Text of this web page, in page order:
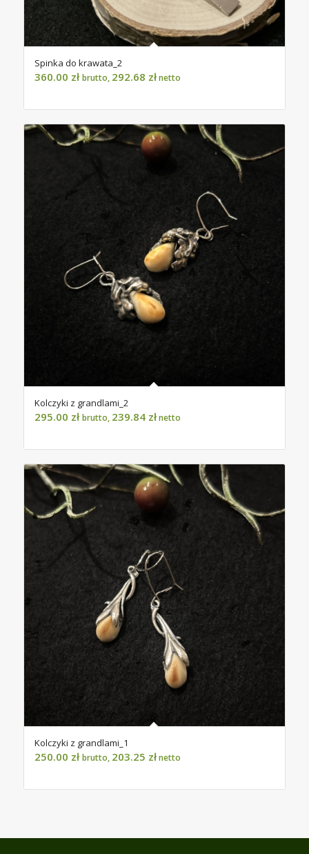
Spinka do krawata_2
360.00 zł brutto, 292.68 złnetto
Kolczyki z grandlami_2
295.00 zł brutto, 239.84 złnetto
Kolczyki z grandlami_1
250.00 zł brutto, 203.25 złnetto